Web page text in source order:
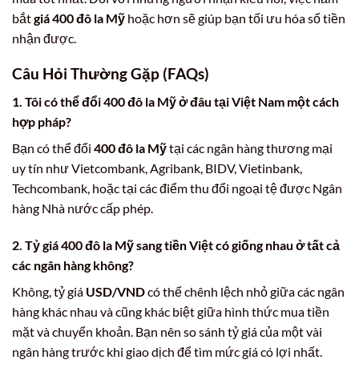
bắtgiá 400 đô la Mỹ hoặc hơn sẽ giúp bạn tối ưu hóa số tiền
nhận được.
Câu Hỏi Thường Gặp (FAQs)
1. Tôi có thể đổi 400 đô la Mỹ ở đâu tại Việt Nam một cách
hợp pháp?
Bạn có thể đổi 400 đô la Mỹtại các ngân hàng thương mại
uy tín như Vietcombank, Agribank, BIDV, Vietinbank,
Techcombank, hoặc tại các điểm thu đổi ngoại tệ được Ngân
hàng Nhà nước cấp phép.
2. Tỷ giá 400 đô la Mỹ sang tiền Việt có giống nhau ở tất cả
các ngân hàng không?
Không, tỷ giá USD/VNDcó thể chênh lệch nhỏ giữa các ngân
hàng khác nhau và cũng khác biệt giữa hình thức mua tiền
mặt và chuyển khoản. Bạn nên so sánh tỷ giá của một vài
ngân hàng trước khi giao dịch để tìm mức giá có lợi nhất.